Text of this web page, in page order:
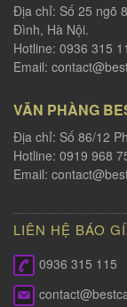
Địa chỉ: Số 25 ngõ
Đình, Hà Nội.
Hotline: 0936 315
Email:
VĂN PHÀNG
Địa chỉ: Số 86/12
Hotline: 0919 968
Email:
LIÊN HỆ BÁO
0936 315 115